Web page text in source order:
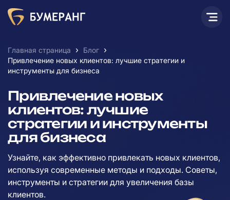
Главная страница › Блог ›
Привлечение новых клиентов: лучшие стратегии и
инструменты для бизнеса
Привлечение новых
клиентов: лучшие
стратегии и инструменты
для бизнеса
Узнайте, как эффективно привлекать новых клиентов,
используя современные методы и подходы. Советы,
инструменты и стратегии для увеличения базы
клиентов.